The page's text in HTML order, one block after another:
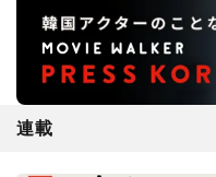
連載